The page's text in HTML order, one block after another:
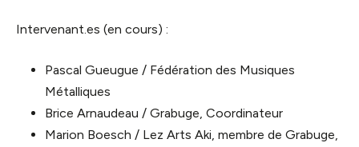
Intervenant.es (en cours) :
Pascal Gueugue / Fédération des Musiques
Métalliques
Brice Arnaudeau / Grabuge, Coordinateur
Marion Boesch / Lez Arts Aki, membre de Grabuge,